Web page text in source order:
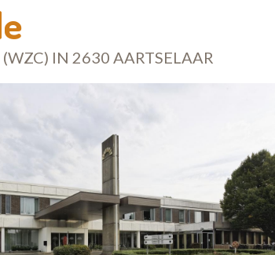
IN 2630 AARTSELAAR